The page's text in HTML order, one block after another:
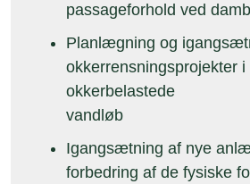
passageforhold ved
Planlægning og
okkerrensningsprojekter i
okkerbelastede
vandløb
Igangsætning af nye
forbedring af de fysiske